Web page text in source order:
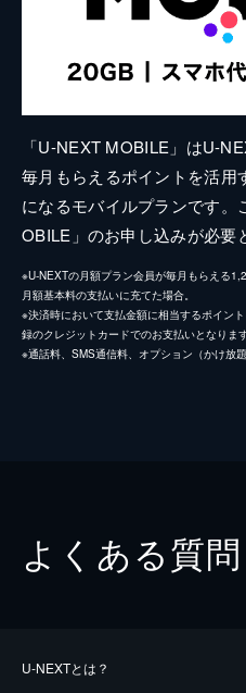
「U-NEXT MOBILE」はU-
毎月もらえるポイントを活用
になるモバイルプランです
OBILE」のお申し込みが必要
※U-NEXTの月額プラン会員が毎月もらえる
月額基本料の支払いに充てた場合。
※決済時において支払金額に相当するポイン
録のクレジットカードでのお支払いとなります
※通話料、SMS通信料、オプション（かけ放
よくある質問
U-NEXTとは？